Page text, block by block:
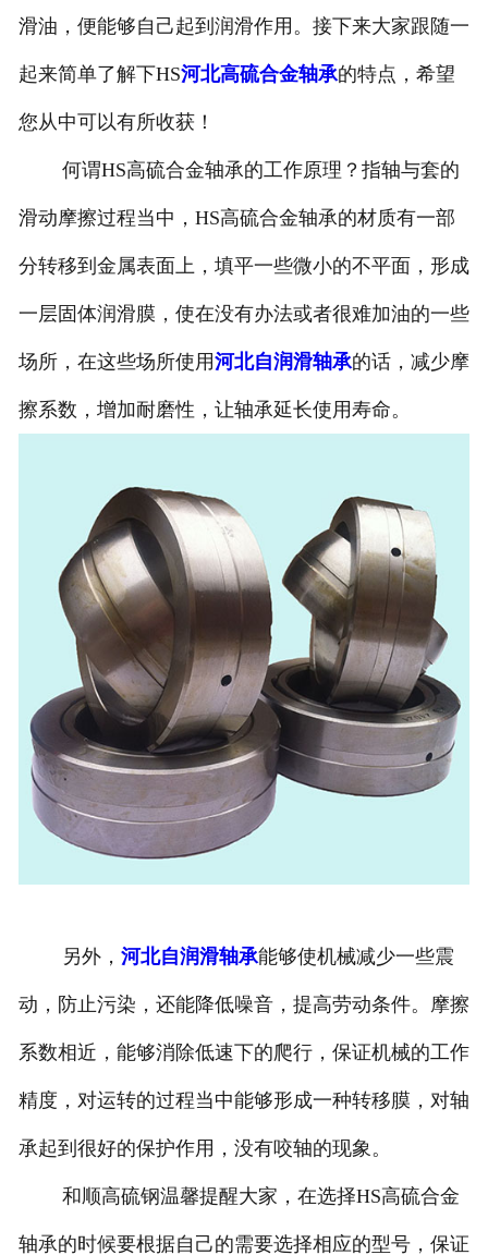
滑油，便能够自己起到润滑作用。接下来大家跟随一
起来简单了解下HS河北高硫合金轴承的特点，希望
您从中可以有所收获！
何谓HS高硫合金轴承的工作原理？指轴与套的
滑动摩擦过程当中，HS高硫合金轴承的材质有一部
分转移到金属表面上，填平一些微小的不平面，形成
一层固体润滑膜，使在没有办法或者很难加油的一些
场所，在这些场所使用河北自润滑轴承的话，减少摩
擦系数，增加耐磨性，让轴承延长使用寿命。
另外， 河北自润滑轴承能够使机械减少一些震
动，防止污染，还能降低噪音，提高劳动条件。摩擦
系数相近，能够消除低速下的爬行，保证机械的工作
精度，对运转的过程当中能够形成一种转移膜，对轴
承起到很好的保护作用，没有咬轴的现象。
和顺高硫钢温馨提醒大家，在选择HS高硫合金
轴承的时候要根据自己的需要选择相应的型号，保证